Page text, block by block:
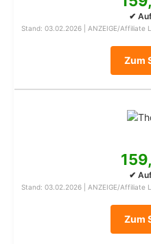
✔
Stand: 03.02.2026 | ANZEIGE/Affiliate
Zum
✔
Stand: 03.02.2026 | ANZEIGE/Affiliate
Zum